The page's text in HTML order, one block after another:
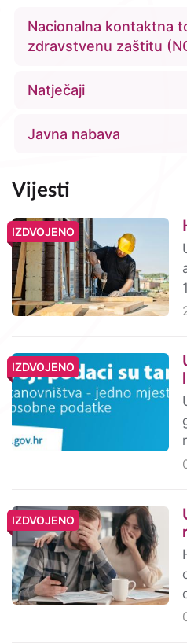
Izdvojene
Nacionalna kontaktna
zdravstvenu zaštitu
Natječaji
Javna nabava
Vijesti
IZDVOJENO
IZDVOJENO
Usluga "Središnji
IZDVOJENO
Upozorenje